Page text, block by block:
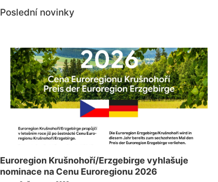
Poslední novinky
Euroregion Krušnohoří/Erzgebirge vyhlašuje
nominace na Cenu Euroregionu 2026